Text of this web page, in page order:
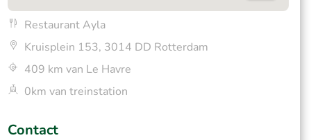
Restaurant Ayla
Kruisplein 153, 3014 DD Rotterdam
409 km van Le Havre
0km van treinstation
Contact